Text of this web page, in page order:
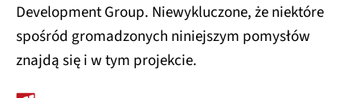
Development Group. Niewykluczone, że niektóre
spośród gromadzonych niniejszym pomysłów
znajdą się i w tym projekcie.